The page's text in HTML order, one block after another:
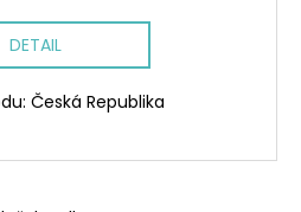
DETAIL
Česká Republika